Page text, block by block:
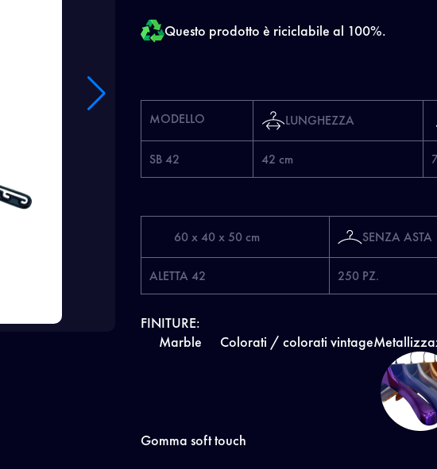
Questo prodotto è riciclabile al 100%.
MODELLO LUNGHEZZA
SB 42 42 cm
60 x 40 x 50 cm SENZA ASTA
ALETTA 42 250 PZ.
FINITURE:
Marble
Colorati / colorati vintage
Gomma soft touch